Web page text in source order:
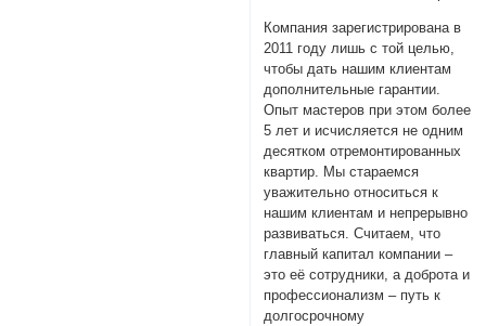
Компания зарегистрирована в
2011 году лишь с той целью,
чтобы дать нашим клиентам
дополнительные гарантии.
Опыт мастеров при этом более
5 лет и исчисляется не одним
десятком отремонтированных
квартир. Мы стараемся
уважительно относиться к
нашим клиентам и непрерывно
развиваться. Считаем, что
главный капитал компании –
это её сотрудники, а доброта и
профессионализм – путь к
долгосрочному